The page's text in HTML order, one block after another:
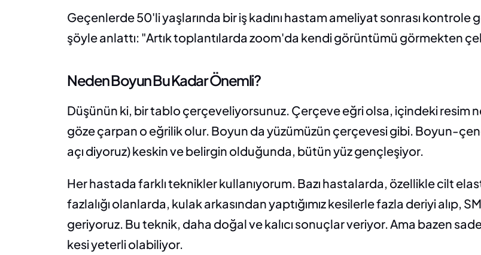
Geçenlerde 50'li yaşlarında bir iş kadını hastam ameliyat sonrası kontrole
şöyle anlattı: "Artık toplantılarda zoom'da kendi görüntümü görmekten
Neden Boyun Bu Kadar Önemli?
Düşünün ki, bir tablo çerçeveliyorsunuz. Çerçeve eğri olsa, içindeki resim
göze çarpan o eğrilik olur. Boyun da yüzümüzün çerçevesi gibi. Boyun-
açı diyoruz) keskin ve belirgin olduğunda, bütün yüz gençleşiyor.
Her hastada farklı teknikler kullanıyorum. Bazı hastalarda, özellikle cilt
fazlalığı olanlarda, kulak arkasından yaptığımız kesilerle fazla deriyi alıp,
geriyoruz. Bu teknik, daha doğal ve kalıcı sonuçlar veriyor. Ama bazen
kesi yeterli olabiliyor.